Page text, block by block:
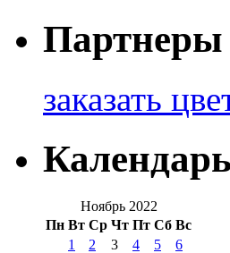
Партнеры
заказать
Календарь
Ноябрь 2022
Пн Вт Ср Чт Пт Сб Вс
1 2 3 4 5
6